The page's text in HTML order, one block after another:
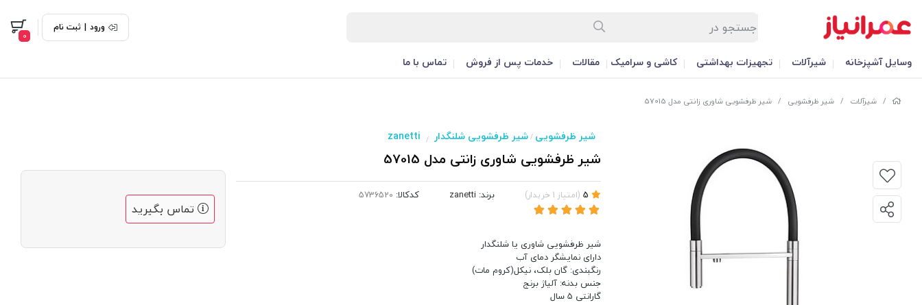
ورود | ثبت نام
0
وسایل آشپزخانه شیرآلات تجهیزات بهداشتی کاشی و سرامیک مقالات خدمات پس از فروش تماس با ما
/ شیرآلات / شیر ظرفشویی / شیر ظرفشویی شاوری زانتی مدل 57015
شیر ظرفشویی /شیر ظرفشویی شلنگدار /
zanetti
شیر ظرفشویی شاوری زانتی مدل 57015
(امتیاز 1 خریدار) برند: zanetti کدکالا:
شیر ظرفشویی شاوری یا شلنگدار
دارای نمایشگر دمای آب
رنگبندی: گان بلک، نیکل(کروم مات)
جنس بدنه: آلیاژ برنج
گارانتی 5 سال
تماس بگیرید